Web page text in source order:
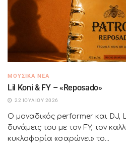
ΜΟΥΣΙΚΆ ΝΈΑ
Lil Koni & FY – «Reposado»
22 ΙΟΥΛΊΟΥ 2026
Ο μοναδικός performer και DJ,
δυνάμεις του με τον FY, τον
κυκλοφορία «σαρώνει» το...